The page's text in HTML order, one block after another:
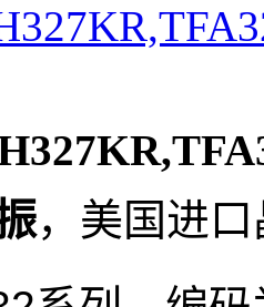
， 美国进